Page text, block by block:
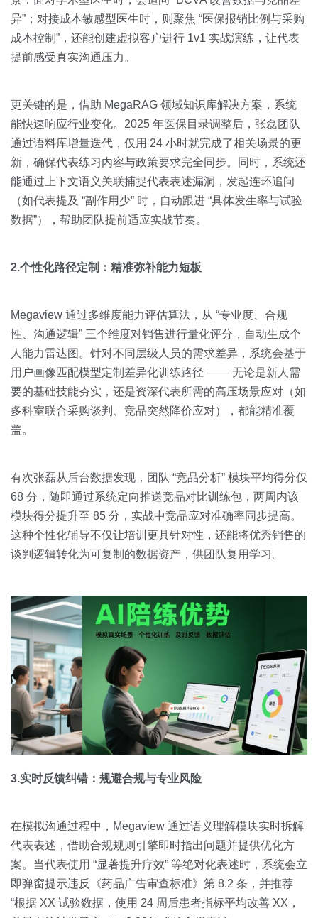
异”；对接成本敏感型医生时，则聚焦 “医保报销比例与采购
成本控制”，还能创建虚拟客户进行 1v1 实战演练，让代表
提前感受真实沟通压力。
更关键的是，借助 MegaRAG 领域知识库解决方案，系统
能快速响应行业变化。2025 年医保目录调整后，张磊团队
通过语料库增量迭代，仅用 24 小时就完成了相关场景的更
新，确保代表练习内容与政策要求完全同步。同时，系统还
能通过上下文语义关联捕捉代表表述漏洞，发起连环追问
（如代表提及 “副作用少” 时，自动跟进 “具体发生率与试验
数据”），帮助团队提前适应实战节奏。
2.个性化路径定制：精准弥补能力短板
Megaview 通过多维度能力评估算法，从 “专业度、合规
性、沟通逻辑” 三个维度对销售进行量化评分，自动生成个
人能力雷达图。针对不同层级人员的需求差异，系统会基于
用户画像匹配模型定制差异化训练路径 —— 无论是新人需
要的基础技能夯实，还是资深代表所需的高压场景应对（如
多科室联合采购谈判、竞品突然降价应对），都能精准覆
盖。
有次张磊从后台数据发现，团队 “竞品分析” 模块平均得分仅
68 分，随即通过系统定向推送竞品对比训练包，两周内该
模块得分提升至 85 分，实战中竞品应对准确率同步提高。
这种个性化辅导不仅让培训更具针对性，还能将优秀销售的
谈判逻辑转化为可复制的数据资产，供团队复用学习。
3.实时反馈纠错：规避合规与专业风险
在模拟沟通过程中，Megaview 通过语义理解模块实时拆解
代表表述，借助合规规则引擎即时指出问题并提供优化方
案。当代表使用 “显著提升疗效” 等绝对化表述时，系统会立
即弹窗提示违反《药品广告审查标准》第 8.2 条，并推荐
“根据 XX 试验数据，使用 24 周后患者指标平均改善 XX，